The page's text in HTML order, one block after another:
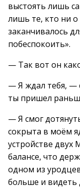
выстоять лишь
лишь те, кто ни о
заканчивалось
побеспокоить».
— Так вот он
— Я ждал тебя, —
ты пришел
— Я смог
сокрыта в моём
устройстве двух
балансе, что
одном из
больше и видеть